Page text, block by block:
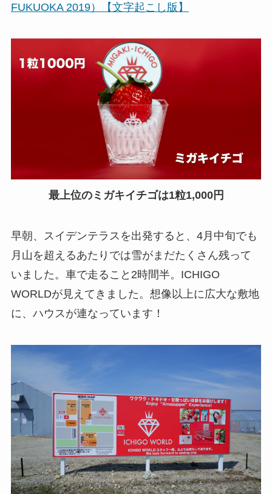
FUKUOKA 2019）【文字起こし版】
最上位のミガキイチゴは1粒1,000円
早朝、スイデンテラスを出発すると、4月中旬でも
月山を超えるあたりでは雪がまだたくさん残って
いました。車で走ること2時間半。ICHIGO
WORLDが見えてきました。想像以上に広大な敷地
に、ハウスが連なっています！